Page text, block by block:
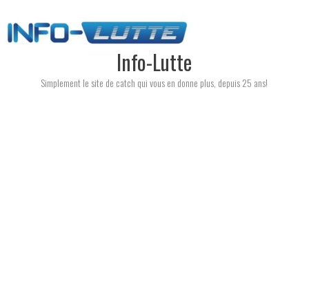
to
content
Info-Lutte
Simplement le site de catch qui vous en donne plus, depuis 25 ans!